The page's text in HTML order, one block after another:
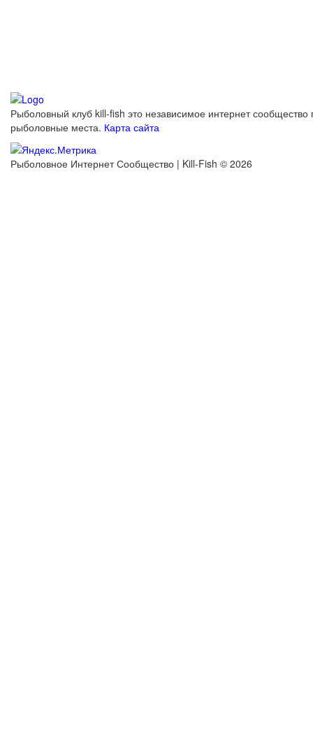
Рыболовный клуб kill-fish это независимое интернет сообщество
рыболовные места. Карта сайта
Рыболовное Интернет Сообщество | Kill-Fish © 2026